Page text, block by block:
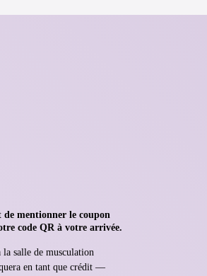
de mentionner le coupon
code QR à votre arrivée.
la salle de musculation
en tant que crédit —